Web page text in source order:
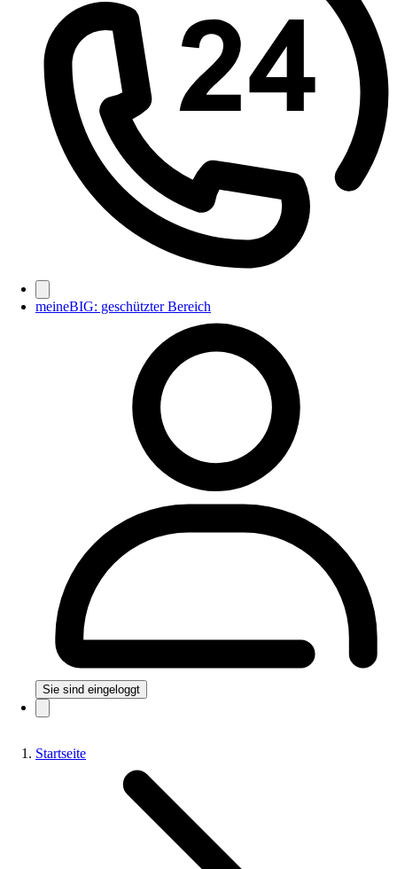
meineBIG: geschützter Bereich
Sie sind eingeloggt
Startseite